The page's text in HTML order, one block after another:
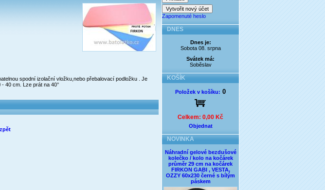
spodní izolační vložku,nebo přebalovací podložku . Je
40 cm. Lze prát na 40°
Zapomenuté heslo
DNES
Dnes je:
Sobota 08. srpna
Svátek má:
Soběslav
KOŠÍK
Položek v košíku: 0
Celkem: 0,00 Kč
Objednat
NOVINKA
Náhradní gelové bezdušové
kolečko / kolo na kočárek
průměr 29 cm na kočárek
FIRKON GABI , VESTA,
OZZY 60x230 černé s bílým
páskem